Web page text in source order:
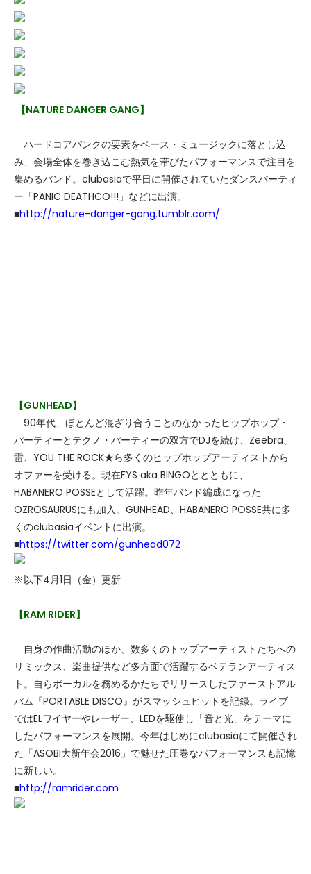
【NATURE DANGER GANG】
ハードコアパンクの要素をベース・ミュージックに落とし込
み、会場全体を巻き込こむ熱気を帯びたパフォーマンスで注目を
集めるバンド。clubasiaで平日に開催されていたダンスパーティ
ー「PANIC DEATHCO!!!」などに出演。
■http://nature-danger-gang.tumblr.com/
【GUNHEAD】
90年代、ほとんど混ざり合うことのなかったヒップホップ・
パーティーとテクノ・パーティーの双方でDJを続け、Zeebra、
雷、YOU THE ROCK★ら多くのヒップホップアーティストから
オファーを受ける。現在FYS aka BINGOととともに、
HABANERO POSSEとして活躍。昨年バンド編成になった
OZROSAURUSにも加入。GUNHEAD、HABANERO POSSE共に多
くのclubasiaイベントに出演。
■https://twitter.com/gunhead072
※以下4月1日（金）更新
【RAM RIDER】
自身の作曲活動のほか、数多くのトップアーティストたちへの
リミックス、楽曲提供など多方面で活躍するベテランアーティス
ト。自らボーカルを務めるかたちでリリースしたファーストアル
バム『PORTABLE DISCO』がスマッシュヒットを記録。ライブ
ではELワイヤーやレーザー、LEDを駆使し「音と光」をテーマに
したパフォーマンスを展開。今年はじめにclubasiaにて開催され
た「ASOBI大新年会2016」で魅せた圧巻なパフォーマンスも記憶
に新しい。
■http://ramrider.com